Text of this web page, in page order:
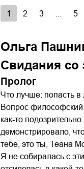
1 2 3 5
Ольга
Свидания со
Пролог
Что лучше: попасть в
Вопрос
как‑то
демонстрировало,
тебе, это ты, Теана
Я не собиралась с